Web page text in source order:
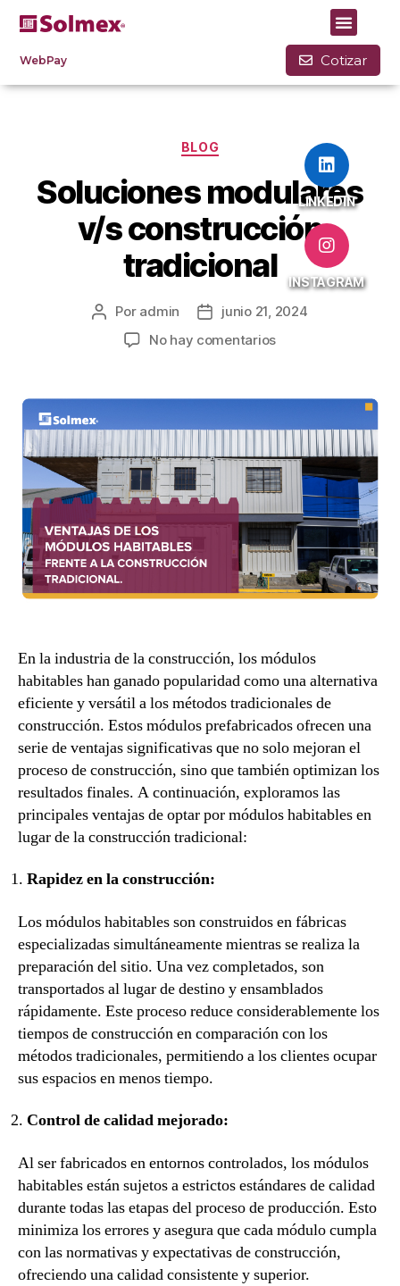
WebPay Cotizar
BLOG
Soluciones modulares
v/s construcción
tradicional
Por admin
junio 21, 2024
No hay comentarios
En la industria de la construcción, los módulos
habitables han ganado popularidad como una alternativa
eficiente y versátil a los métodos tradicionales de
construcción. Estos módulos prefabricados ofrecen una
serie de ventajas significativas que no solo mejoran el
proceso de construcción, sino que también optimizan los
resultados finales. A continuación, exploramos las
principales ventajas de optar por módulos habitables en
lugar de la construcción tradicional:
Rapidez en la construcción:
Los módulos habitables son construidos en fábricas
especializadas simultáneamente mientras se realiza la
preparación del sitio. Una vez completados, son
transportados al lugar de destino y ensamblados
rápidamente. Este proceso reduce considerablemente los
tiempos de construcción en comparación con los
métodos tradicionales, permitiendo a los clientes ocupar
sus espacios en menos tiempo.
Control de calidad mejorado:
Al ser fabricados en entornos controlados, los módulos
habitables están sujetos a estrictos estándares de calidad
durante todas las etapas del proceso de producción. Esto
minimiza los errores y asegura que cada módulo cumpla
con las normativas y expectativas de construcción,
ofreciendo una calidad consistente y superior.
LINKEDIN
INSTAGRAM